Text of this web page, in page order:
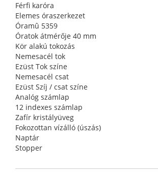
Férfi karóra
Elemes óraszerkezet
Óramû 5359
Óratok átmérője 40 mm
Kör alakú tokozás
Nemesacél tok
Ezüst Tok színe
Nemesacél csat
Ezüst Szíj / csat színe
Analóg számlap
12 indexes számlap
Zafír kristályüveg
Fokozottan vízálló (úszás)
Naptár
Stopper